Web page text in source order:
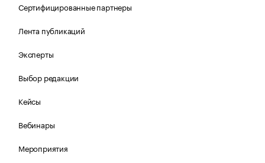
Сертифицированные партнеры
Лента публикаций
Эксперты
Выбор редакции
Кейсы
Вебинары
Мероприятия